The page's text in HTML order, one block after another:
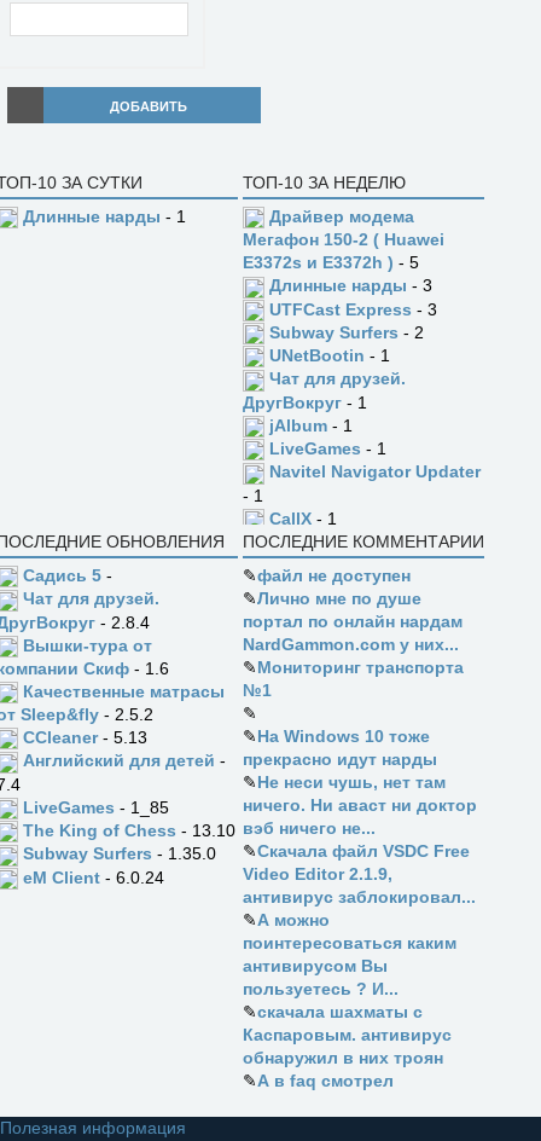
ДОБАВИТЬ
10 ЗА СУТКИ
Длинные нарды - 1
ТОП-10 ЗА НЕДЕЛЮ
Драйвер модема
Мегафон 150-2 ( Huawei
E3372s и E3372h ) - 5
Длинные нарды - 3
UTFCast Express - 3
Subway Surfers - 2
UNetBootin - 1
Чат для друзей.
ДругВокруг - 1
jAlbum - 1
LiveGames - 1
Navitel Navigator Updater
- 1
CallX - 1
ОБНОВЛЕНИЯ
Садись 5 -
Чат для друзей.
- 2.8.4
Вышки-тура от
Скиф - 1.6
Качественные матрасы
Sleep&fly - 2.5.2
CCleaner- 5.13
Английский для детей -
LiveGames - 1_85
The King of Chess - 13.10
Subway Surfers - 1.35.0
eM Client - 6.0.24
ПОСЛЕДНИЕ КОММЕНТАРИИ
✎файл не доступен
✎Лично мне по душе
портал по онлайн нардам
NardGammon.com у них...
✎Мониторинг транспорта
№1
✎
✎На Windows 10 тоже
прекрасно идут нарды
✎Не неси чушь, нет там
ничего. Ни аваст ни доктор
вэб ничего не...
✎Скачала файл VSDC Free
Video Editor 2.1.9,
антивирус заблокировал...
✎А можно
поинтересоваться каким
антивирусом Вы
пользуетесь ? И...
✎скачала шахматы с
Каспаровым. антивирус
обнаружил в них троян
✎А в faq смотрел
Полезная информация